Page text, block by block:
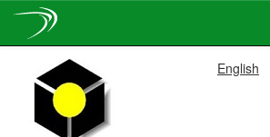
navigation
English